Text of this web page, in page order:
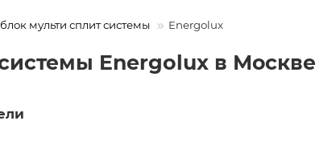
мульти сплит системы Energolux
Energolux в Москве